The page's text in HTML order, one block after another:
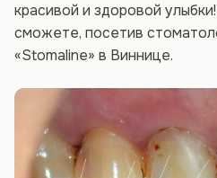
красивой и здоровой
сможете, посетив
«Stomaline» в Виннице.